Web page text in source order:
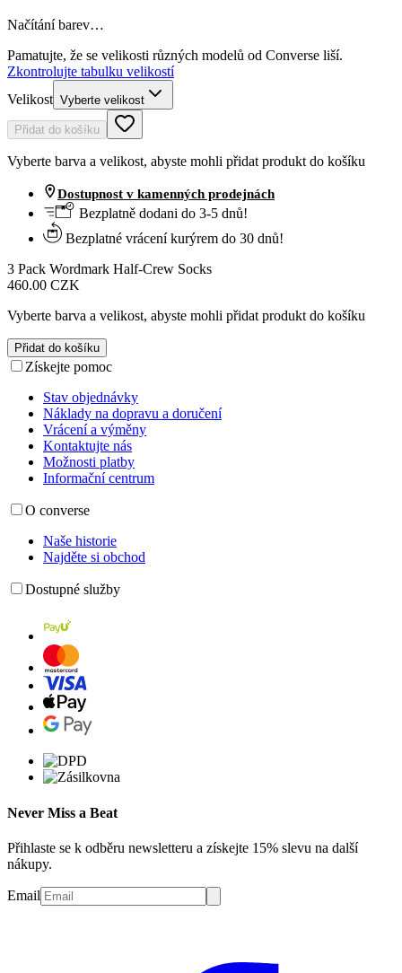
Načítání barev…
Pamatujte, že se velikosti různých modelů od Converse liší.
Zkontrolujte tabulku velikostí
Velikost Vyberte velikost
Přidat do košíku
Vyberte barva a velikost, abyste mohli přidat produkt do košíku
Dostupnost v kamenných prodejnách
Bezplatně dodani do 3-5 dnů!
Bezplatné vrácení kurýrem do 30 dnů!
3 Pack Wordmark Half-Crew Socks
460.00 CZK
Vyberte barva a velikost, abyste mohli přidat produkt do košíku
Přidat do košíku
Získejte pomoc
Stav objednávky
Náklady na dopravu a doručení
Vrácení a výměny
Kontaktujte nás
Možnosti platby
Informační centrum
O converse
Naše historie
Najděte si obchod
Dostupné služby
Never Miss a Beat
Přihlaste se k odběru newsletteru a získejte 15% slevu na další
nákupy.
Email